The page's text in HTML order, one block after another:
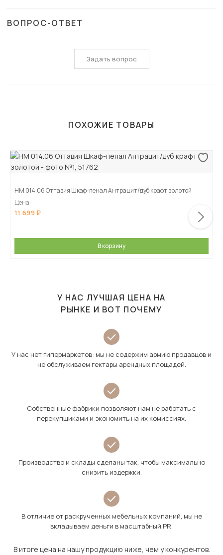
ВОПРОС-ОТВЕТ
Задать вопрос
ПОХОЖИЕ ТОВАРЫ
НМ 014.06 Оттавия Шкаф-пенал Антрацит/дуб крафт золотой
Цена
11 699
В корзину
У НАС ЛУЧШАЯ ЦЕНА НА
РЫНКЕ И ВОТ ПОЧЕМУ
У нас нет гипермаркетов: мы не содержим армию продавцов и
не обслуживаем гектары арендных площадей.
Собственные фабрики позволяют нам не работать с
перекупщиками и экономить на их комиссиях.
Производство и склады сделаны так, чтобы максимально
снизить издержки.
В отличие от раскрученных мебельных компаний, мы не
вкладываем деньги в масштабный PR.
В итоге цена на нашу продукцию ниже, чем у конкурентов.